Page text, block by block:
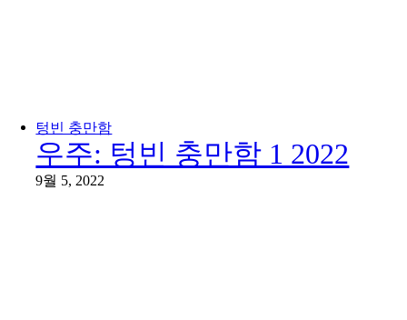
텅빈 충만함
우주: 텅빈 충만함 1 2022
9월 5, 2022